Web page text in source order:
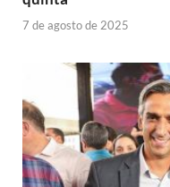
7 de agosto de 2025